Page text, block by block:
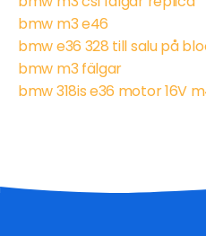
bmw m3 e46
bmw e36 328 till salu på
bmw m3 fälgar
bmw 318is e36 motor 16V